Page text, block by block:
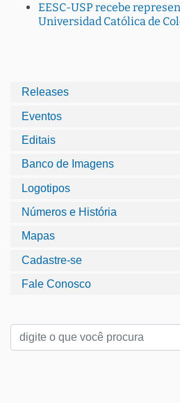
EESC-USP recebe
Universidad Católica de
Releases
Eventos
Editais
Banco de Imagens
Logotipos
Números e História
Mapas
Cadastre-se
Fale Conosco